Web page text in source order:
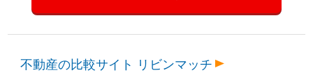
不動産の比較サイト リビンマッチ